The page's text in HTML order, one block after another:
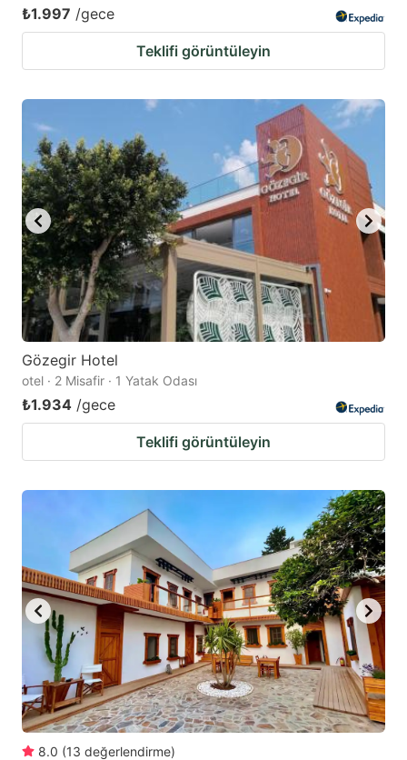
₺1.997 /gece
Teklifi görüntüleyin
Gözegir Hotel
otel · 2 Misafir · 1 Yatak Odası
₺1.934 /gece
Teklifi görüntüleyin
8.0 (13 değerlendirme)